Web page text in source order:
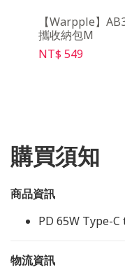
【Warpple】
攜收納包M
NT$ 549
購買須知
商品資訊
PD 65W Type-C
物流資訊